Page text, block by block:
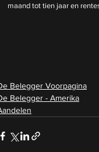
maand tot tien jaar en
Belegger Voorpagina
Belegger - Amerika